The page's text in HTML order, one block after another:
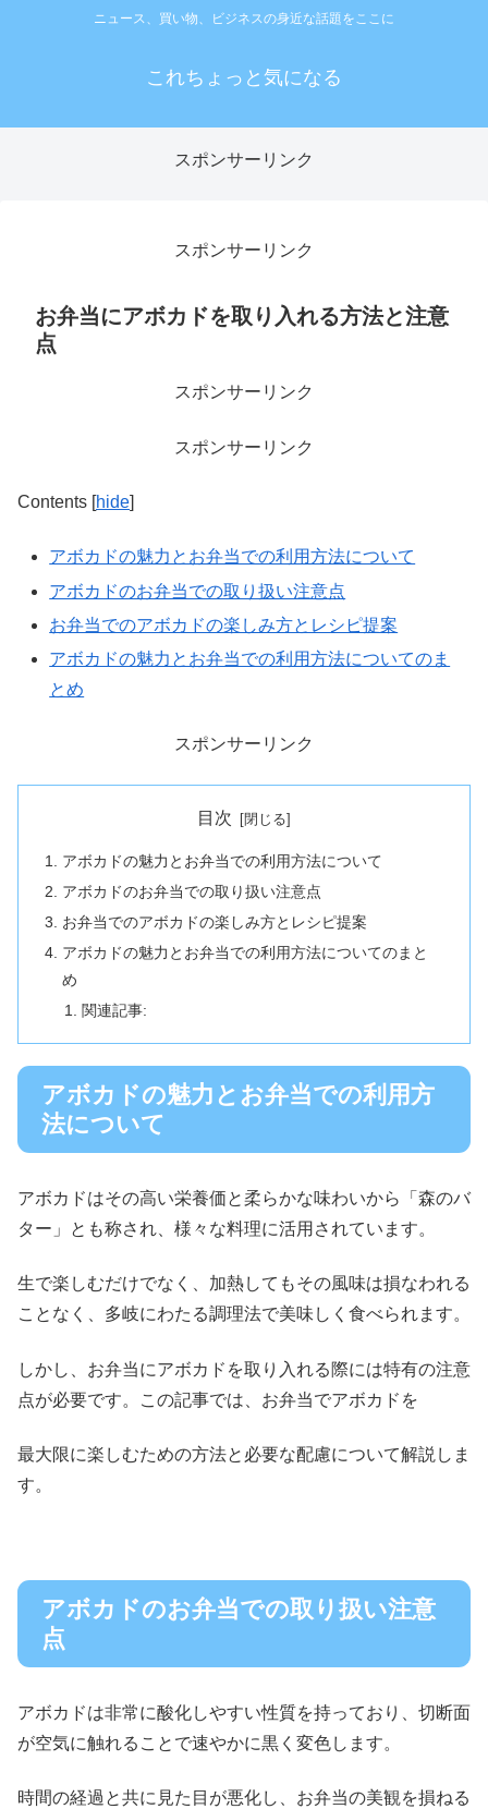
ニュース、買い物、ビジネスの身近な話題をここに
これちょっと気になる
スポンサーリンク
スポンサーリンク
お弁当にアボカドを取り入れる方法と注意
点
スポンサーリンク
スポンサーリンク
Contents [hide]
アボカドの魅力とお弁当での利用方法について
アボカドのお弁当での取り扱い注意点
お弁当でのアボカドの楽しみ方とレシピ提案
アボカドの魅力とお弁当での利用方法についてのま
とめ
スポンサーリンク
目次
アボカドの魅力とお弁当での利用方法について
アボカドのお弁当での取り扱い注意点
お弁当でのアボカドの楽しみ方とレシピ提案
アボカドの魅力とお弁当での利用方法についてのまと
め
関連記事:
アボカドの魅力とお弁当での利用方
法について
アボカドはその高い栄養価と柔らかな味わいから「森のバ
ター」とも称され、様々な料理に活用されています。
生で楽しむだけでなく、加熱してもその風味は損なわれる
ことなく、多岐にわたる調理法で美味しく食べられます。
しかし、お弁当にアボカドを取り入れる際には特有の注意
点が必要です。この記事では、お弁当でアボカドを
最大限に楽しむための方法と必要な配慮について解説しま
す。
アボカドのお弁当での取り扱い注意
点
アボカドは非常に酸化しやすい性質を持っており、切断面
が空気に触れることで速やかに黒く変色します。
時間の経過と共に見た目が悪化し、お弁当の美観を損ねる